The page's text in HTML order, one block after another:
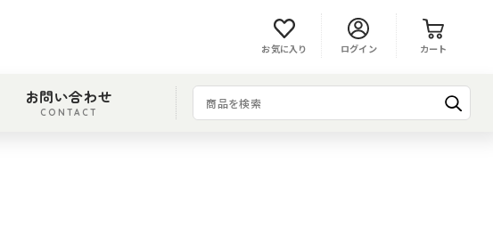
ログイン
お気に入り カート
お問い合わせ
CONTACT